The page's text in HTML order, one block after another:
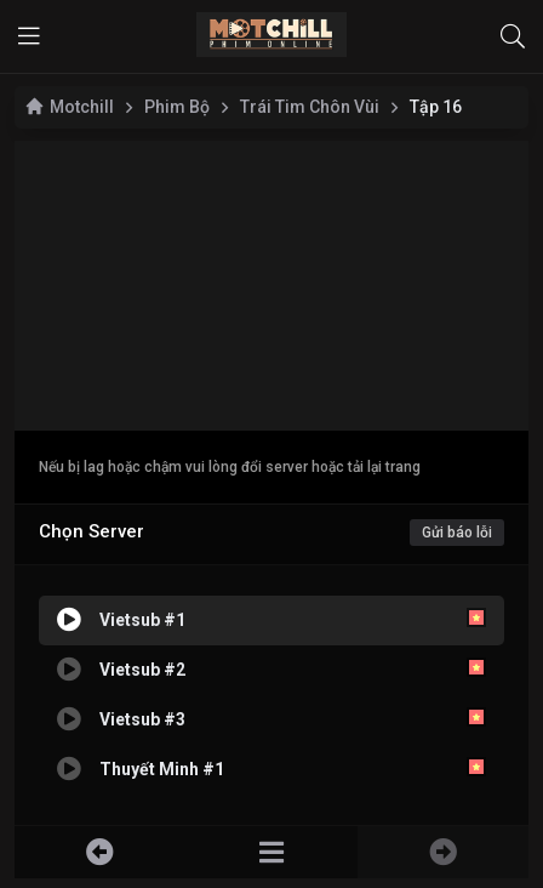
Motchill Phim Bộ Trái Tim Chôn Vùi Tập 16
Nếu bị lag hoặc chậm vui lòng đổi server hoặc tải lại trang
Chọn Server Gửi báo lỗi
Vietsub #1
Vietsub #2
Vietsub #3
Thuyết Minh #1